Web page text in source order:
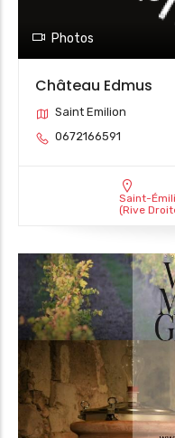
Photos
Château Edmus
Saint Emilion
0672166591
Saint-
(Rive